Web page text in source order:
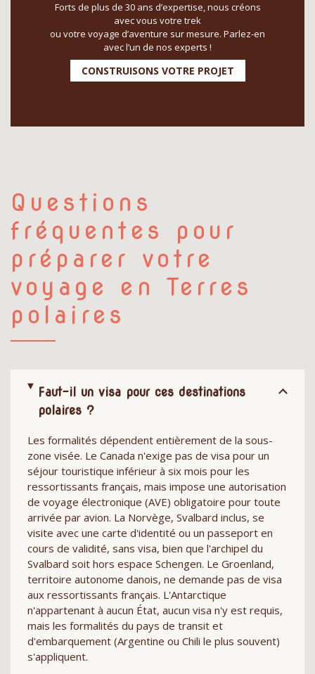
Forts de plus de 30 ans d’expertise, nous créons
avec vous votre trek
ou votre voyage d’aventure sur mesure. Parlez-en
avec l’un de nos experts !
CONSTRUISONS VOTRE PROJET
Questions
fréquentes pour
préparer votre
voyage en Terres
polaires
Faut-il un visa pour ces destinations
polaires ?
Les formalités dépendent entièrement de la sous-
zone visée. Le Canada n'exige pas de visa pour un
séjour touristique inférieur à six mois pour les
ressortissants français, mais impose une autorisation
de voyage électronique (AVE) obligatoire pour toute
arrivée par avion. La Norvège, Svalbard inclus, se
visite avec une carte d'identité ou un passeport en
cours de validité, sans visa, bien que l'archipel du
Svalbard soit hors espace Schengen. Le Groenland,
territoire autonome danois, ne demande pas de visa
aux ressortissants français. L'Antarctique
n'appartenant à aucun État, aucun visa n'y est requis,
mais les formalités du pays de transit et
d'embarquement (Argentine ou Chili le plus souvent)
s'appliquent.